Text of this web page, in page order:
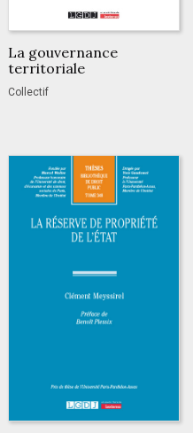
La gouvernance
territoriale
Collectif